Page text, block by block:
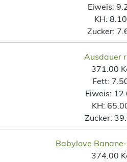
Eiweis:
KH:
Zucker:
Ausdauer
371.00
Fett:
Eiweis:
KH:
Zucker:
Babylove
374.00